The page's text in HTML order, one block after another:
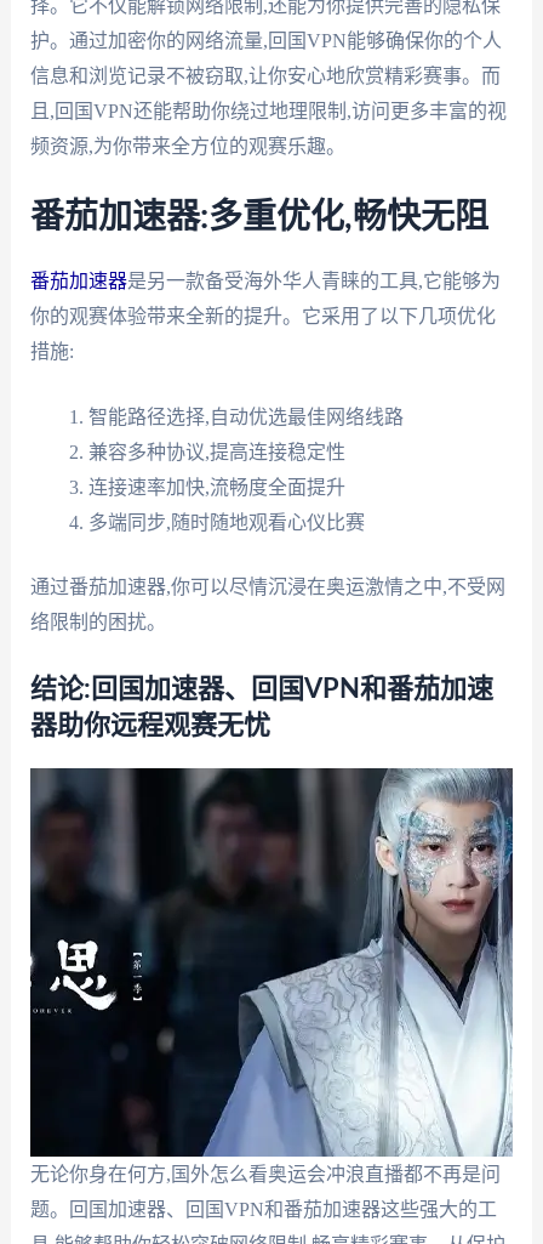
择。它不仅能解锁网络限制,还能为你提供完善的隐私保
护。通过加密你的网络流量,回国VPN能够确保你的个人
信息和浏览记录不被窃取,让你安心地欣赏精彩赛事。而
且,回国VPN还能帮助你绕过地理限制,访问更多丰富的视
频资源,为你带来全方位的观赛乐趣。
番茄加速器:多重优化,畅快无阻
番茄加速器是另一款备受海外华人青睐的工具,它能够为
你的观赛体验带来全新的提升。它采用了以下几项优化
措施:
智能路径选择,自动优选最佳网络线路
兼容多种协议,提高连接稳定性
连接速率加快,流畅度全面提升
多端同步,随时随地观看心仪比赛
通过番茄加速器,你可以尽情沉浸在奥运激情之中,不受网
络限制的困扰。
结论:回国加速器、回国VPN和番茄加速
器助你远程观赛无忧
无论你身在何方,国外怎么看奥运会冲浪直播都不再是问
题。回国加速器、回国VPN和番茄加速器这些强大的工